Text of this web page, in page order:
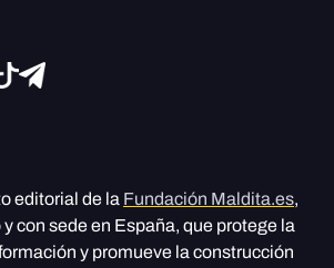
editorial de la Fundación Maldita.es,
con sede en España, que protege la
y promueve la construcción